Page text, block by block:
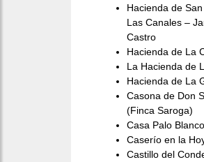
Hacienda de
Las Canales –
Castro
Hacienda de La
La Hacienda de
Hacienda de La
Casona de Don
(Finca Saroga)
Casa Palo Blanco
Caserío en la
Castillo del